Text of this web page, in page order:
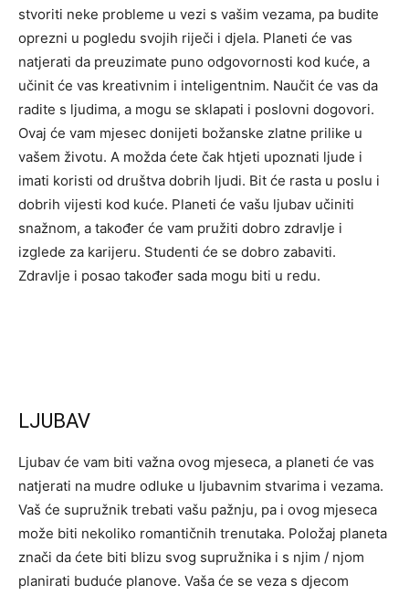
stvoriti neke probleme u vezi s vašim vezama, pa budite
oprezni u pogledu svojih riječi i djela. Planeti će vas
natjerati da preuzimate puno odgovornosti kod kuće, a
učinit će vas kreativnim i inteligentnim. Naučit će vas da
radite s ljudima, a mogu se sklapati i poslovni dogovori.
Ovaj će vam mjesec donijeti božanske zlatne prilike u
vašem životu. A možda ćete čak htjeti upoznati ljude i
imati koristi od društva dobrih ljudi. Bit će rasta u poslu i
dobrih vijesti kod kuće. Planeti će vašu ljubav učiniti
snažnom, a također će vam pružiti dobro zdravlje i
izglede za karijeru. Studenti će se dobro zabaviti.
Zdravlje i posao također sada mogu biti u redu.
LJUBAV
Ljubav će vam biti važna ovog mjeseca, a planeti će vas
natjerati na mudre odluke u ljubavnim stvarima i vezama.
Vaš će supružnik trebati vašu pažnju, pa i ovog mjeseca
može biti nekoliko romantičnih trenutaka. Položaj planeta
znači da ćete biti blizu svog supružnika i s njim / njom
planirati buduće planove. Vaša će se veza s djecom